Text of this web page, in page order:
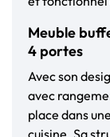
Meuble
4 portes
Avec son
avec
place dans